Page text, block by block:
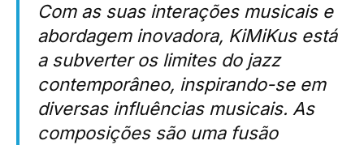
Com as suas interações musicais e
abordagem inovadora, KiMiKus está
a subverter os limites do jazz
contemporâneo, inspirando-se em
diversas influências musicais. As
composições são uma fusão